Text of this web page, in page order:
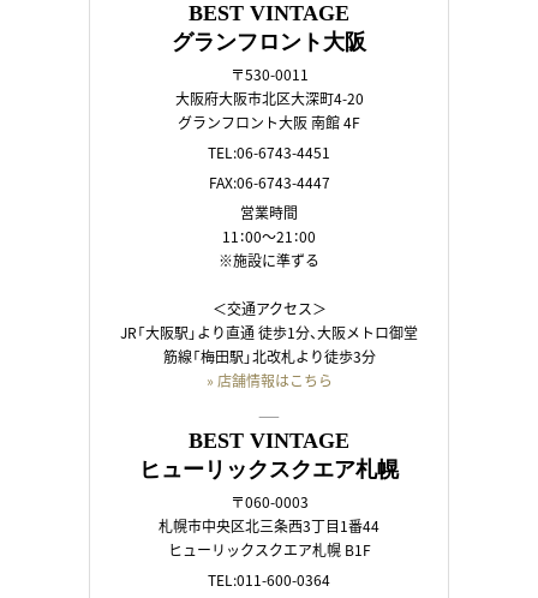
BEST VINTAGE
グランフロント大阪
〒530-0011
大阪府大阪市北区大深町4-20
グランフロント大阪 南館 4F
TEL:06-6743-4451
FAX:06-6743-4447
営業時間
11：00～21：00
※施設に準ずる
＜交通アクセス＞
JR「大阪駅」より直通 徒歩1分、大阪メトロ御堂
筋線「梅田駅」北改札より徒歩3分
» 店舗情報はこちら
――
BEST VINTAGE
ヒューリックスクエア札幌
〒060-0003
札幌市中央区北三条西3丁目1番44
ヒューリックスクエア札幌 B1F
TEL:011-600-0364